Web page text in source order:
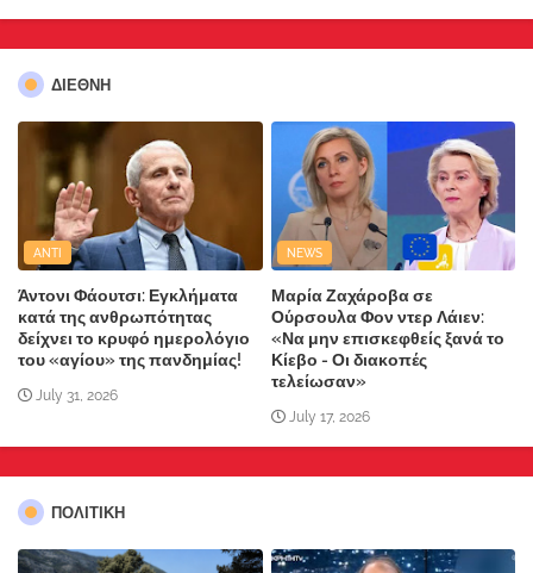
ΔΙΕΘΝΗ
ANTI
Άντονι Φάουτσι: Εγκλήματα
κατά της ανθρωπότητας
δείχνει το κρυφό ημερολόγιο
του «αγίου» της πανδημίας!
July 31, 2026
NEWS
Μαρία Ζαχάροβα σε
Ούρσουλα Φον ντερ Λάιεν:
«Να μην επισκεφθείς ξανά το
Κίεβο - Οι διακοπές
τελείωσαν»
July 17, 2026
ΠΟΛΙΤΙΚΗ